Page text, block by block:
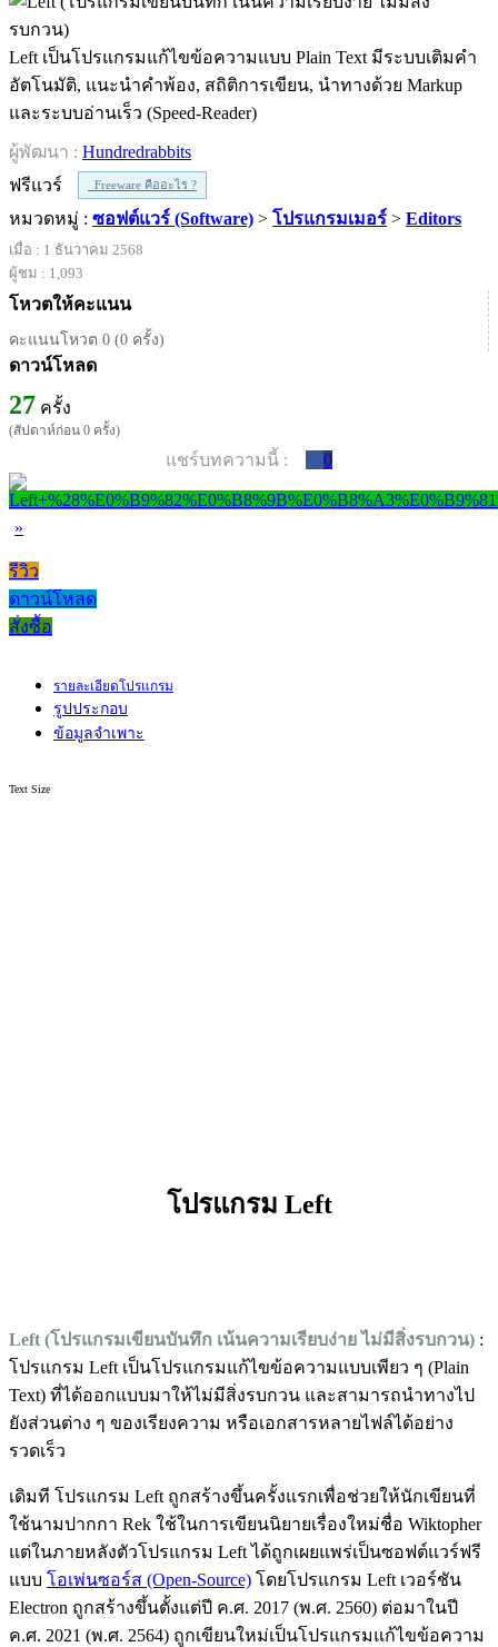
Left เป็นโปรแกรมแก้ไขข้อความแบบ Plain Text มีระบบเติมคำ
อัตโนมัติ, แนะนำคำพ้อง, สถิติการเขียน, นำทางด้วย Markup
และระบบอ่านเร็ว (Speed-Reader)
ผู้พัฒนา : Hundredrabbits
ฟรีแวร์
Freeware คืออะไร ?
หมวดหมู่ : ซอฟต์แวร์ (Software) > โปรแกรมเมอร์ > Editors
เมื่อ : 1 ธันวาคม 2568
ผู้ชม : 1,093
โหวตให้คะแนน
คะแนนโหวต 0 (0 ครั้ง)
ดาวน์โหลด
27 ครั้ง
(สัปดาห์ก่อน 0 ครั้ง)
แชร์บทความนี้ : 0
»
รีวิว
ดาวน์โหลด
สั่งซื้อ
รายละเอียดโปรแกรม
รูปประกอบ
ข้อมูลจำเพาะ
Text Size
โปรแกรม Left
Left (โปรแกรมเขียนบันทึก เน้นความเรียบง่าย ไม่มีสิ่งรบกวน) :
โปรแกรม Left เป็นโปรแกรมแก้ไขข้อความแบบเพียว ๆ (Plain
Text) ที่ได้ออกแบบมาให้ไม่มีสิ่งรบกวน และสามารถนำทางไป
ยังส่วนต่าง ๆ ของเรียงความ หรือเอกสารหลายไฟล์ได้อย่าง
รวดเร็ว
เดิมที โปรแกรม Left ถูกสร้างขึ้นครั้งแรกเพื่อช่วยให้นักเขียนที่
ใช้นามปากกา Rek ใช้ในการเขียนนิยายเรื่องใหม่ชื่อ Wiktopher
แต่ในภายหลังตัวโปรแกรม Left ได้ถูกเผยแพร่เป็นซอฟต์แวร์ฟรี
แบบ โอเพ่นซอร์ส (Open-Source) โดยโปรแกรม Left เวอร์ชัน
Electron ถูกสร้างขึ้นตั้งแต่ปี ค.ศ. 2017 (พ.ศ. 2560) ต่อมาในปี
ค.ศ. 2021 (พ.ศ. 2564) ถูกเขียนใหม่เป็นโปรแกรมแก้ไขข้อความ